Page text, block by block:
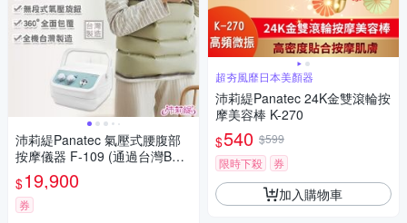
沛莉緹Panatec 氣壓式腰腹部
按摩儀器 F-109 (通過台灣BSM
I認證)
$19,900
券
超夯風靡日本美顏器
沛莉緹Panatec 24K金雙滾輪按
摩美容棒 K-270
$540 $599
限時下殺
券
加入購物車